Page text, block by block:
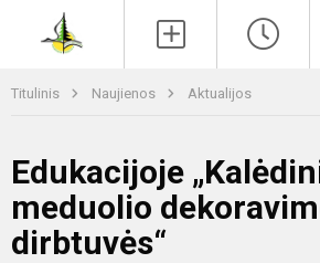
Titulinis Naujienos Aktualijos
Edukacijoje
meduolio
dirbtuvės“